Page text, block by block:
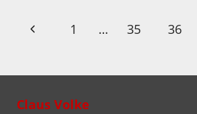
VIDEOBEITRAG
Seitennavigation
Vorherige
1 … 35 36
Claus Volke